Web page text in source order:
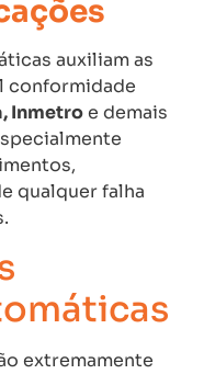
auxiliam as
conformidade
Inmetroe demais
qualquer falha
extremamente